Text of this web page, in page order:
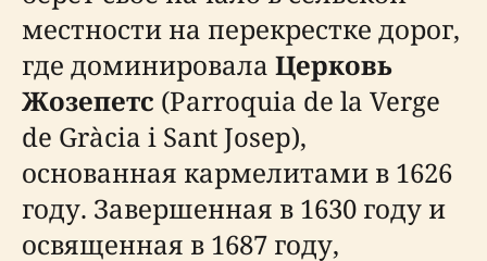
местности на перекрестке дорог,
где доминировала Церковь
Жозепетс (Parroquia de la Verge
de Gràcia i Sant Josep),
основанная кармелитами в 1626
году. Завершенная в 1630 году и
освященная в 1687 году,